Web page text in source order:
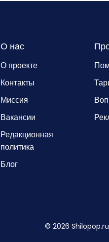
О нас
О проекте
Контакты
Миссия
Вакансии
Редакционная
политика
Блог
© 2026